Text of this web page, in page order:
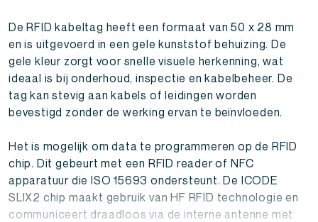
De RFID kabeltag heeft een formaat van 50 x 28 mm
en is uitgevoerd in een gele kunststof behuizing. De
gele kleur zorgt voor snelle visuele herkenning, wat
ideaal is bij onderhoud, inspectie en kabelbeheer. De
tag kan stevig aan kabels of leidingen worden
bevestigd zonder de werking ervan te beïnvloeden.
Het is mogelijk om data te programmeren op de RFID
chip. Dit gebeurt met een RFID reader of NFC
apparatuur die ISO 15693 ondersteunt. De ICODE
SLIX2 chip maakt gebruik van HF RFID technologie en
communiceert draadloos via de interne antenne met